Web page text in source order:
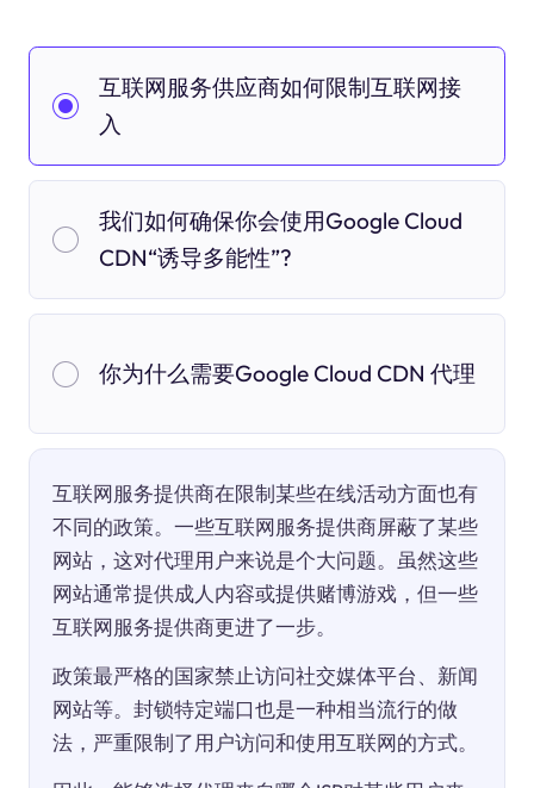
互联网服务供应商如何限制互联网接
入
我们如何确保你会使用Google Cloud
CDN“诱导多能性”?
你为什么需要Google Cloud CDN 代理
互联网服务提供商在限制某些在线活动方面也有
不同的政策。一些互联网服务提供商屏蔽了某些
网站，这对代理用户来说是个大问题。虽然这些
网站通常提供成人内容或提供赌博游戏，但一些
互联网服务提供商更进了一步。
政策最严格的国家禁止访问社交媒体平台、新闻
网站等。封锁特定端口也是一种相当流行的做
法，严重限制了用户访问和使用互联网的方式。